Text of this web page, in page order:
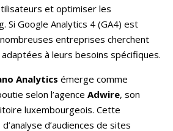
et optimiser les
Si Google Analytics 4 (GA4) est
entreprises cherchent
à leurs besoins spécifiques.
Analytics émerge comme
selon l’agence Adwire, son
luxembourgeois. Cette
d’audiences de sites